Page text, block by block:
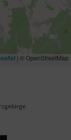
| © OpenStreetMap